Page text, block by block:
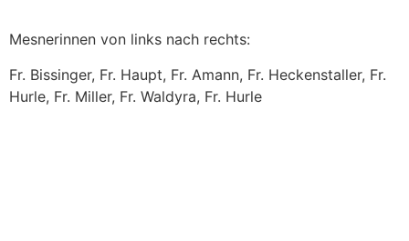
Mesnerinnen von links nach rechts:
Fr. Bissinger, Fr. Haupt, Fr. Amann, Fr. Heckenstaller, Fr.
Hurle, Fr. Miller, Fr. Waldyra, Fr. Hurle